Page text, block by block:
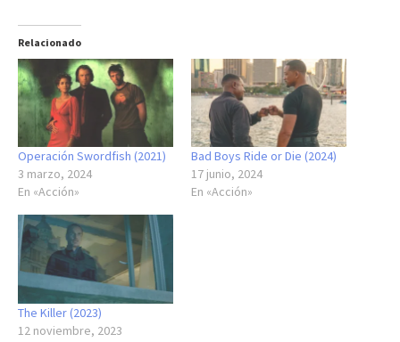
Relacionado
Operación Swordfish (2021)
3 marzo, 2024
En «Acción»
Bad Boys Ride or Die (2024)
17 junio, 2024
En «Acción»
The Killer (2023)
12 noviembre, 2023